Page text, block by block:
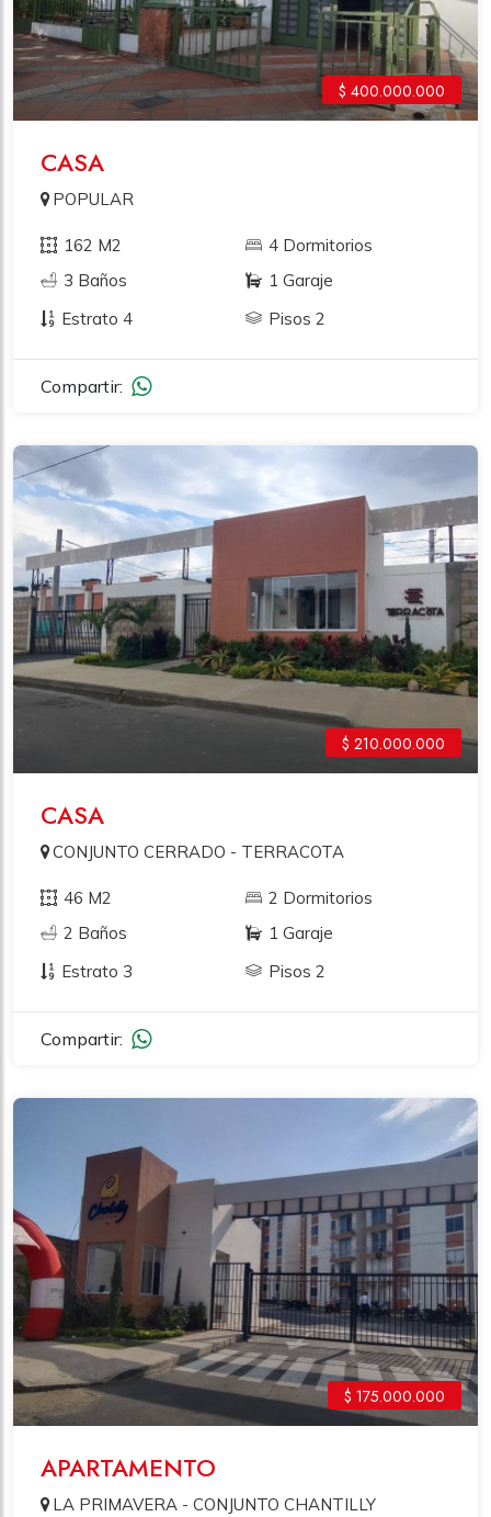
$ 400.000.000
CASA
POPULAR
162 M2
4 Dormitorios
3 Baños
1 Garaje
Estrato 4
Pisos 2
Compartir:
$ 210.000.000
CASA
CONJUNTO CERRADO - TERRACOTA
46 M2
2 Dormitorios
2 Baños
1 Garaje
Estrato 3
Pisos 2
Compartir:
$ 175.000.000
APARTAMENTO
LA PRIMAVERA - CONJUNTO CHANTILLY